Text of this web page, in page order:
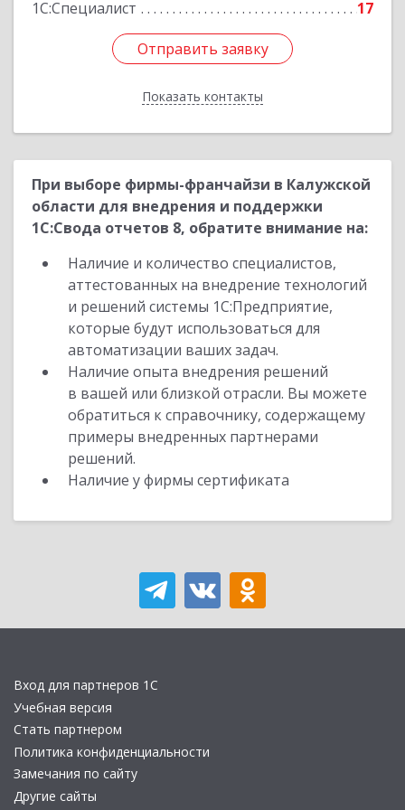
1С:Специалист
17
Отправить заявку
Показать контакты
Отправить заявку
Назад
При выборе фирмы-франчайзи в Калужской
области для внедрения и поддержки
1С:Свода отчетов 8, обратите внимание на:
Наличие и количество специалистов,
аттестованных на внедрение технологий
и решений системы 1С:Предприятие,
которые будут использоваться для
автоматизации ваших задач.
Наличие опыта внедрения решений
в вашей или близкой отрасли. Вы можете
обратиться к справочнику, содержащему
примеры внедренных партнерами
решений.
Наличие у фирмы сертификата
Вход для партнеров 1С
Учебная версия
Стать партнером
Политика конфиденциальности
Замечания по сайту
Другие сайты